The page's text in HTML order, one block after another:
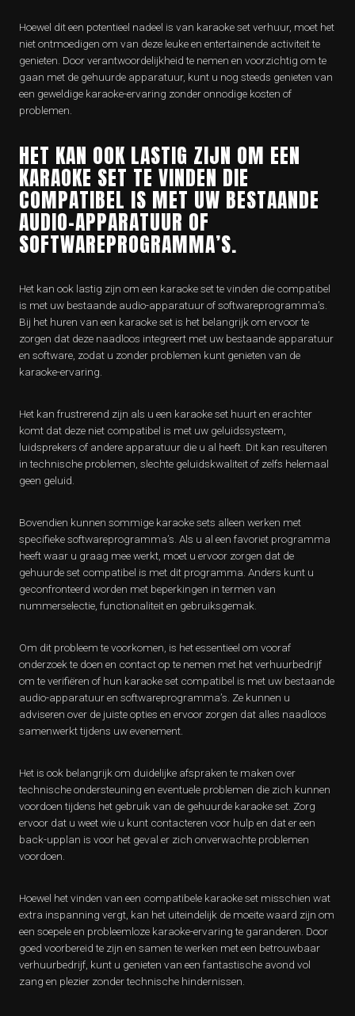
Hoewel dit een potentieel nadeel is van karaoke set verhuur, moet het
niet ontmoedigen om van deze leuke en entertainende activiteit te
genieten. Door verantwoordelijkheid te nemen en voorzichtig om te
gaan met de gehuurde apparatuur, kunt u nog steeds genieten van
een geweldige karaoke-ervaring zonder onnodige kosten of
problemen.
HET KAN OOK LASTIG ZIJN OM EEN
KARAOKE SET TE VINDEN DIE
COMPATIBEL IS MET UW BESTAANDE
AUDIO-APPARATUUR OF
SOFTWAREPROGRAMMA’S.
Het kan ook lastig zijn om een karaoke set te vinden die compatibel
is met uw bestaande audio-apparatuur of softwareprogramma’s.
Bij het huren van een karaoke set is het belangrijk om ervoor te
zorgen dat deze naadloos integreert met uw bestaande apparatuur
en software, zodat u zonder problemen kunt genieten van de
karaoke-ervaring.
Het kan frustrerend zijn als u een karaoke set huurt en erachter
komt dat deze niet compatibel is met uw geluidssysteem,
luidsprekers of andere apparatuur die u al heeft. Dit kan resulteren
in technische problemen, slechte geluidskwaliteit of zelfs helemaal
geen geluid.
Bovendien kunnen sommige karaoke sets alleen werken met
specifieke softwareprogramma’s. Als u al een favoriet programma
heeft waar u graag mee werkt, moet u ervoor zorgen dat de
gehuurde set compatibel is met dit programma. Anders kunt u
geconfronteerd worden met beperkingen in termen van
nummerselectie, functionaliteit en gebruiksgemak.
Om dit probleem te voorkomen, is het essentieel om vooraf
onderzoek te doen en contact op te nemen met het verhuurbedrijf
om te verifiëren of hun karaoke set compatibel is met uw bestaande
audio-apparatuur en softwareprogramma’s. Ze kunnen u
adviseren over de juiste opties en ervoor zorgen dat alles naadloos
samenwerkt tijdens uw evenement.
Het is ook belangrijk om duidelijke afspraken te maken over
technische ondersteuning en eventuele problemen die zich kunnen
voordoen tijdens het gebruik van de gehuurde karaoke set. Zorg
ervoor dat u weet wie u kunt contacteren voor hulp en dat er een
back-upplan is voor het geval er zich onverwachte problemen
voordoen.
Hoewel het vinden van een compatibele karaoke set misschien wat
extra inspanning vergt, kan het uiteindelijk de moeite waard zijn om
een soepele en probleemloze karaoke-ervaring te garanderen. Door
goed voorbereid te zijn en samen te werken met een betrouwbaar
verhuurbedrijf, kunt u genieten van een fantastische avond vol
zang en plezier zonder technische hindernissen.